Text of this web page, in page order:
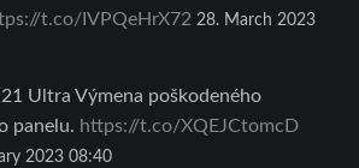
t.co/IVPQeHrX72 28. March 2023
Ultra Výmena poškodeného
panelu. https://t.co/XQEJCtomcD
2023 08:40